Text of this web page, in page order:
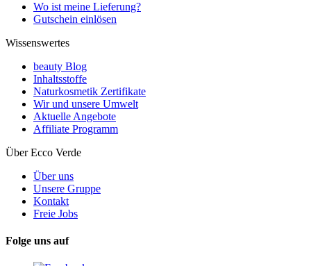
Wo ist meine Lieferung?
Gutschein einlösen
Wissenswertes
beauty Blog
Inhaltsstoffe
Naturkosmetik Zertifikate
Wir und unsere Umwelt
Aktuelle Angebote
Affiliate Programm
Über Ecco Verde
Über uns
Unsere Gruppe
Kontakt
Freie Jobs
Folge uns auf